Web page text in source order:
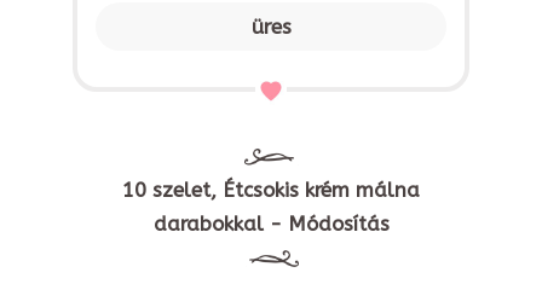
üres
10 szelet, Étcsokis krém málna
darabokkal - Módosítás